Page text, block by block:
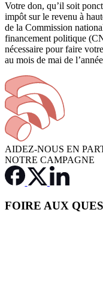
Votre don, qu’il soit
impôt sur le revenu à
de la Commission
financement politique
nécessaire pour faire
au mois de mai de
AIDEZ-NOUS EN
NOTRE CAMPAGNE
FOIRE AUX